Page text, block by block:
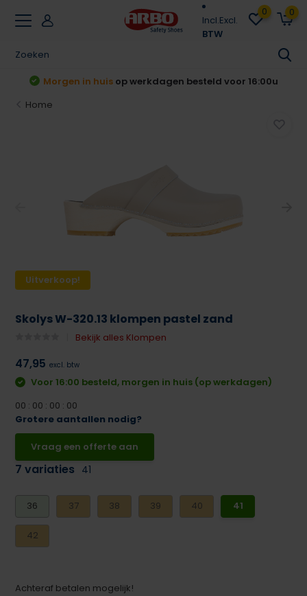
Incl.Excl.
BTW
0 0
Morgen in huis op werkdagen besteld voor 16:00u
Home
Uitverkoop!
Skolys W-320.13 klompen pastel zand
Bekijk alles Klompen
47,95 excl. btw
Voor 16:00 besteld, morgen in huis (op werkdagen)
00 : 00 : 00 : 00
Grotere aantallen nodig?
Vraag een offerte aan
7 variaties 41
36 37 38 39 40 41
42
Achteraf betalen mogelijk!